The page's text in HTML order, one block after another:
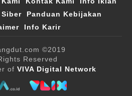
Siber
Panduan Kebijakan
Info Karir
©2019
Reserved
of VIVA Digital Network